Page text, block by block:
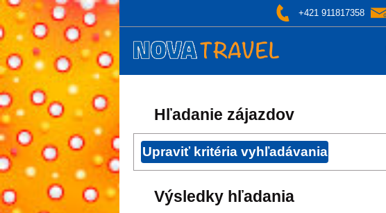
+421 911817358
Hľadanie zájazdov
Výsledky hľadania